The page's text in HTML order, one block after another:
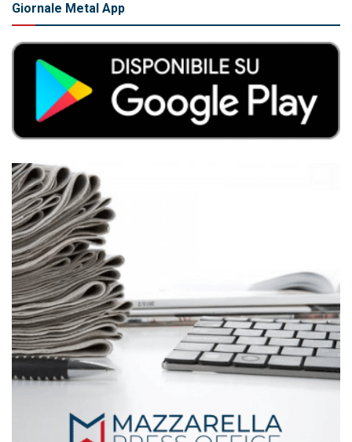
Giornale Metal App